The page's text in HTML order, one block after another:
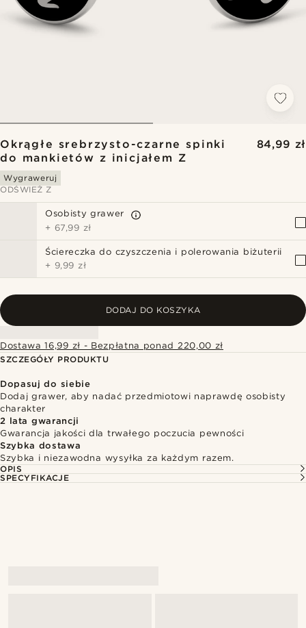
Okrągłe srebrzysto-czarne spinki
do mankietów z inicjałem Z
84,99 zł
Wygraweruj
ODŚWIEŻ Z
Osobisty grawer
+ 67,99 zł
Ściereczka do czyszczenia i polerowania biżuterii
+ 9,99 zł
DODAJ DO KOSZYKA
Dostawa 16,99 zł - Bezpłatna ponad 220,00 zł
SZCZEGÓŁY PRODUKTU
Dopasuj do siebie
Dodaj grawer, aby nadać przedmiotowi naprawdę osobisty
charakter
2 lata gwarancji
Gwarancja jakości dla trwałego poczucia pewności
Szybka dostawa
Szybka i niezawodna wysyłka za każdym razem.
OPIS
SPECYFIKACJE